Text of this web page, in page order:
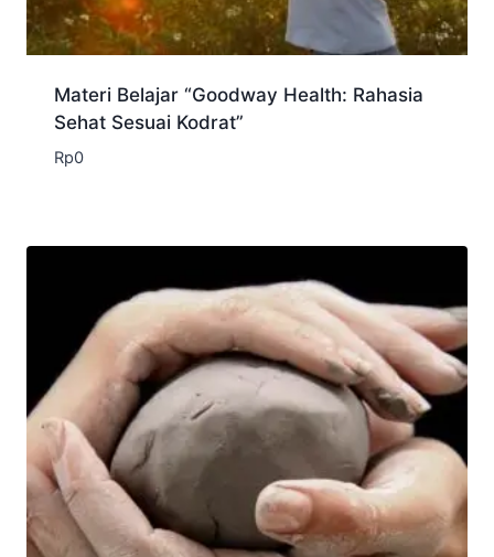
Materi Belajar “Goodway Health: Rahasia
Sehat Sesuai Kodrat”
Rp0